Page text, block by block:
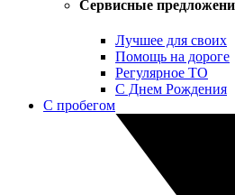
Сервисные
Лучшее для своих
Помощь на дороге
Регулярное ТО
С Днем Рождения
С пробегом